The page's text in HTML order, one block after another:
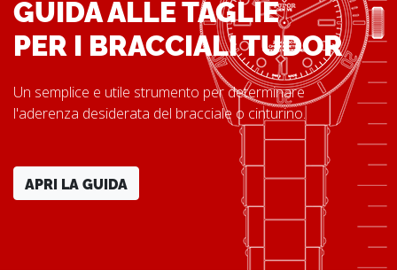
GUIDA ALLE TAGLIE
PER I BRACCIALI TUDOR
Un semplice e utile strumento per determinare
l'aderenza desiderata del bracciale o cinturino.
APRI LA GUIDA